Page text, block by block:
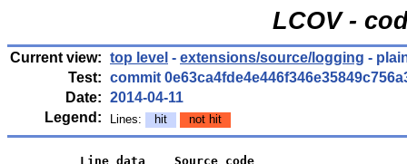
LCOV -
Current view: top level - extensions/source/logging -
Test: commit
Date: 2014-04-11
Legend:
Lines: hit not hit
          Line data    Source code